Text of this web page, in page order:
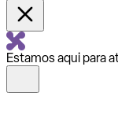
Estamos aqui para